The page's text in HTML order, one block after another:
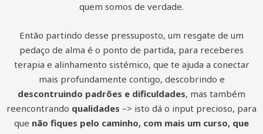
quem somos de verdade.
Então partindo desse pressuposto, um resgate de um
pedaço de alma é o ponto de partida, para receberes
terapia e alinhamento sistémico, que te ajuda a conectar
mais profundamente contigo, descobrindo e
descontruindo padrões e dificuldades, mas também
reencontrando qualidades –> isto dá o input precioso, para
que não fiques pelo caminho, com mais um curso, que